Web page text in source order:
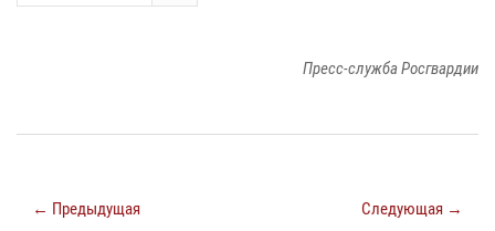
Пресс-служба Росгвардии
← Предыдущая Следующая →